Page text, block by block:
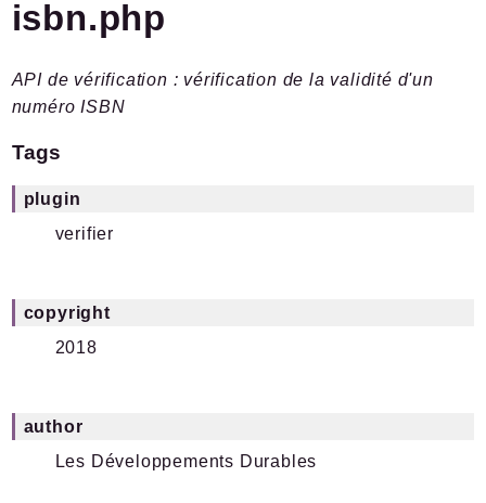
Links
Documentation
Forge
Packages
Application
email
Reports
Errors
isbn.php
API de vérification : vérification de la validité d'un
numéro ISBN
Tags
plugin
verifier
copyright
2018
author
Les Développements Durables